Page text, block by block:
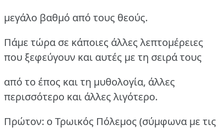
μεγάλο βαθμό από τους θεούς.
Πάμε τώρα σε κάποιες άλλες λεπτομέρειες
που ξεφεύγουν και αυτές με τη σειρά τους
από το έπος και τη μυθολογία, άλλες
περισσότερο και άλλες λιγότερο.
Πρώτον: ο Τρωικός Πόλεμος (σύμφωνα με τις